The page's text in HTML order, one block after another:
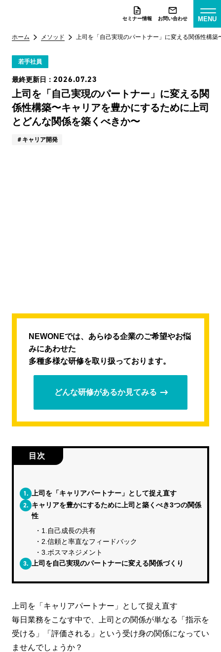
セミナー情報 お問い合わせ MENU
ホーム メソッド 上司を「自己実現のパートナー」に変える関係性構
若手社員
最終更新日： 2026.07.23
上司を「自己実現のパートナー」に変える関
係性構築〜キャリアを豊かにするために上司
とどんな関係を築くべきか〜
キャリア開発
NEWONEでは、あらゆる企業のご希望やお悩
みにあわせた
多種多様な研修を取り扱っております。
どんな研修があるか見てみる
目次
1. 上司を「キャリアパートナー」として捉え直す
2. キャリアを豊かにするために上司と築くべき3つの関係
性
1.自己成長の共有
2.信頼と率直なフィードバック
3.ボスマネジメント
3. 上司を自己実現のパートナーに変える関係づくり
上司を「キャリアパートナー」として捉え直す
毎日業務をこなす中で、上司との関係が単なる「指示を
受ける」「評価される」という受け身の関係になってい
ませんでしょうか？